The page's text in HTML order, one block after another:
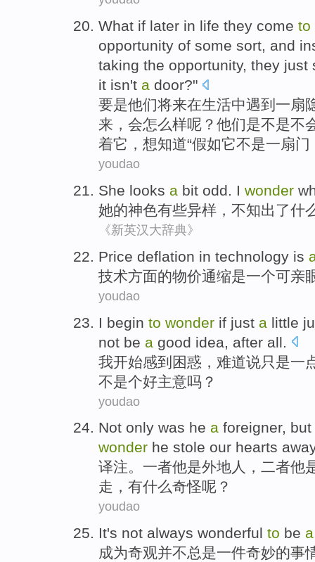
What if later in life they come to
opportunity of some sort, and
taking the opportunity, they
it isn't a door?"
要是他们将来在生活中遇到一扇
来，会怎么样呢？他们是不是不
着它，想知道“假如它不是一扇门
youdao
She looks a bit odd. I wonder
她的神色有些异样 ， 不知出了什
《新英汉大辞典》
Price deflation in technology is
技术方面的物价通缩是一个可亲
youdao
I begin to wonder if just a little
not be a good idea , after all.
我开始感到困惑 ， 难道说只是一
不是个好主意吗？
youdao
Not only was he a foreigner, but
wonder he stole our hearts
译注。一者他是外地人 ， 二者他
走 ， 有什么奇怪呢？
youdao
It's not always wonderful to be a
成为奇观并不总是一件奇妙的事